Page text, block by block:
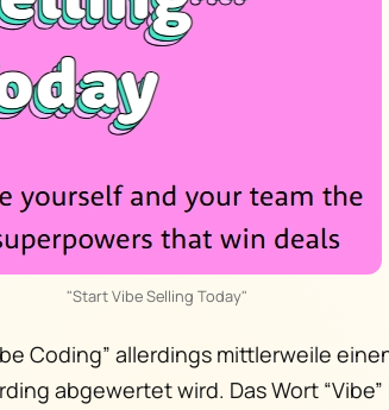
"Start Vibe Selling Today"
Coding” allerdings mittlerweile
abgewertet wird. Das Wort